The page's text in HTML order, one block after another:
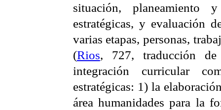
situación, planeamiento
estratégicas, y evaluación
varias etapas, personas,
(Rios, 727, traducción
integración curricular
estratégicas: 1) la
área humanidades para la